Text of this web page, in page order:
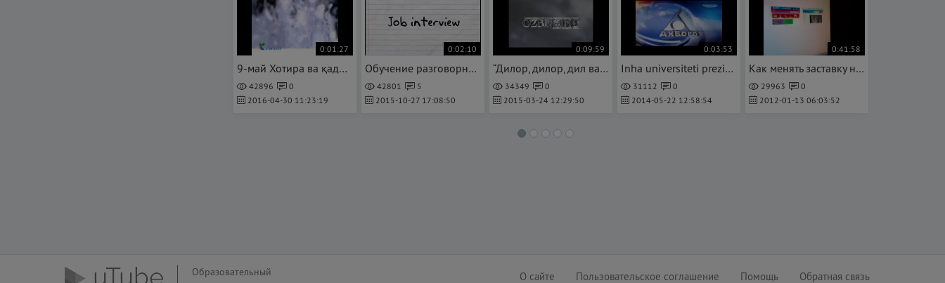
0:01:27
9-май Хотира ва қадрлаш куни
42896
0
2016-04-30 11:23:19
0:02:10
Обучение разговорной речи на английском.
42801
5
2015-10-27 17:08:50
0:09:59
“Дилор, дилор, дил ва ор”
34349
0
2015-03-24 12:29:50
0:03:53
Inha universiteti prezidentining International house-Tashkent akademik litseyiga tashrifi
31112
0
2014-05-22 12:58:54
0:41:58
Как менять заставку на главной странице в Opera
29963
0
2012-01-13 06:03:52
Образовательный
О сайте Пользовательское соглашение Помощь Обратная связь